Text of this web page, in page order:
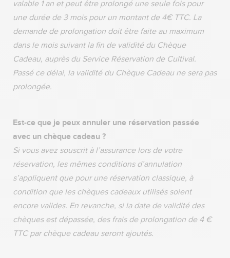
valable 1 an et peut être prolongé une seule fois pour
une durée de 3 mois pour un montant de 4€ TTC. La
demande de prolongation doit être faite au maximum
dans le mois suivant la fin de validité du Chèque
Cadeau, auprès du Service Réservation de Cultival.
Passé ce délai, la validité du Chèque Cadeau ne sera pas
prolongée.
Est-ce que je peux annuler une réservation passée
avec un chèque cadeau ?
Si vous avez souscrit à l’assurance lors de votre
réservation, les mêmes conditions d’annulation
s’appliquent que pour une réservation classique, à
condition que les chèques cadeaux utilisés soient
encore valides. En revanche, si la date de validité des
chèques est dépassée, des frais de prolongation de 4 €
TTC par chèque cadeau seront ajoutés.